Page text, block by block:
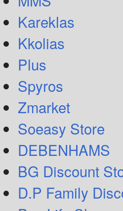
Kareklas
Kkolias
Plus
Spyros
Zmarket
Soeasy Store
DEBENHAMS
BG Discount
D.P Family